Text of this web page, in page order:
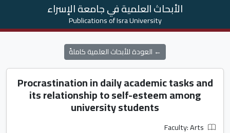
الأبحاث العلمية في جامعة الإسراء
Publications of Isra University
← العودة للأبحاث العلمية كاملةً
Procrastination in daily academic tasks and
its relationship to self-esteem among
university students